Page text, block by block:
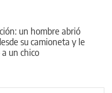
un hombre abrió
su camioneta y le
un chico